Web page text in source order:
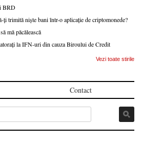
BRD
ți trimită niște bani într-o aplicație de criptomonede?
mă păcălească
la IFN-uri din cauza Biroului de Credit
Vezi toate stirile
Contact